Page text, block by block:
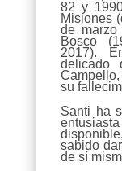
82 y
Misiones
de marzo
Bosco
2017).
delicado
su
Santi ha
sabido
de sí